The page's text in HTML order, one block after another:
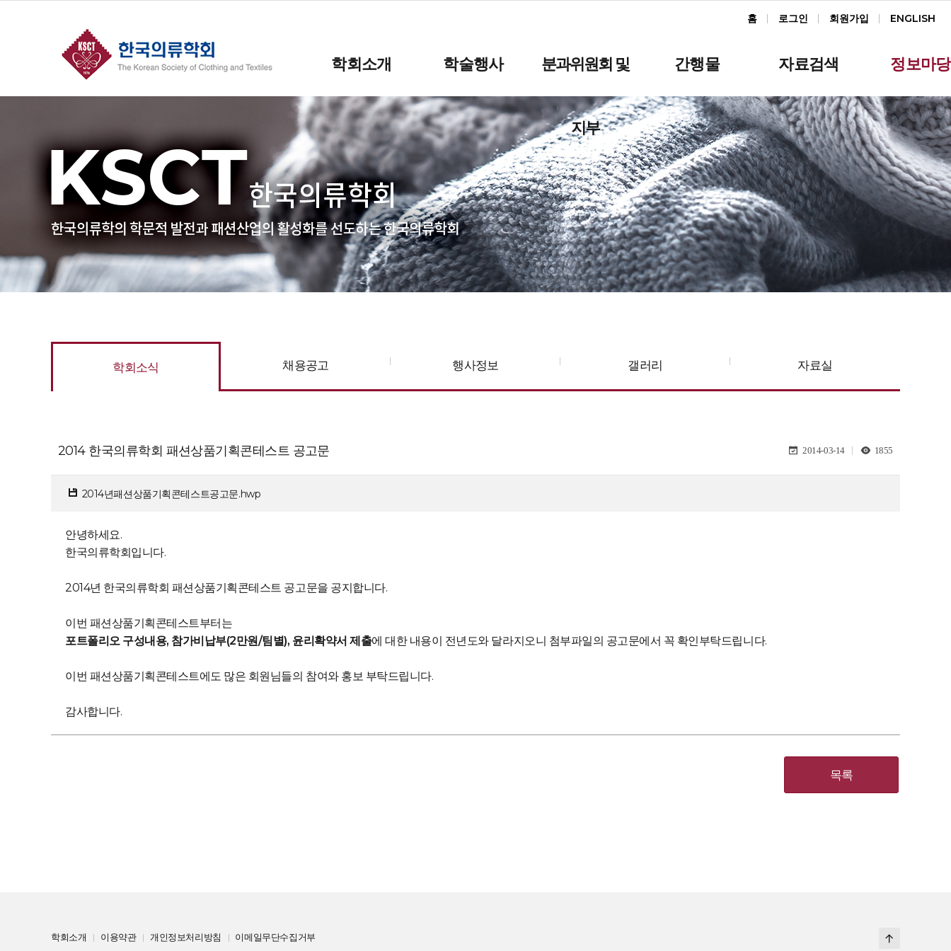
홈 로그인 회원가입 ENGLISH
학회소개 학술행사 분과위원회 및
지부
간행물 자료검색 정보마당
학회소식 채용공고 행사정보 갤러리 자료실
2014 한국의류학회 패션상품기획콘테스트 공고문 2014-03-14 1855
2014년패션상품기획콘테스트공고문.hwp
안녕하세요.
한국의류학회입니다.
2014년 한국의류학회 패션상품기획콘테스트 공고문을 공지합니다.
이번 패션상품기획콘테스트부터는
포트폴리오 구성내용, 참가비납부(2만원/팀별), 윤리확약서 제출에 대한 내용이 전년도와 달라지오니 첨부파일의 공고문에서 꼭 확인부탁드립니다.
이번 패션상품기획콘테스트에도 많은 회원님들의 참여와 홍보 부탁드립니다.
감사합니다.
목록
학회소개 이용약관 개인정보처리방침 이메일무단수집거부